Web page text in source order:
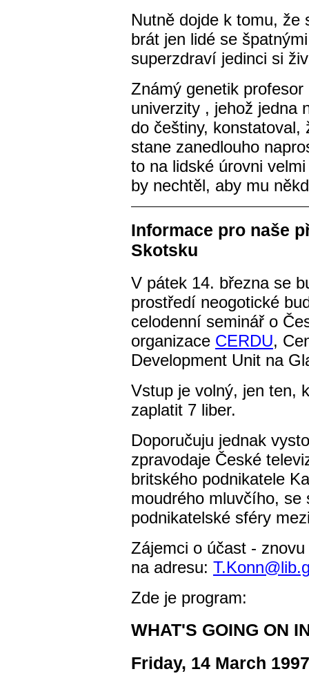
Nutně dojde k tomu,
brát jen lidé se
superzdraví jedinci si
Známý genetik
univerzity , jehož jedna
do češtiny,
stane zanedlouho
to na lidské úrovni
by nechtěl, aby mu
Informace pro naše
Skotsku
V pátek 14. března se
prostředí neogotické
celodenní seminář o
organizace CERDU,
Development Unit na
Vstup je volný, jen ten,
zaplatit 7 liber.
Doporučuju jednak
zpravodaje České
britského podnikatele
moudrého mluvčího,
podnikatelské sféry
Zájemci o účast -
na adresu:
Zde je program:
WHAT'S GOING ON
Friday, 14 March 1997